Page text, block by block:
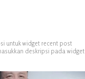
untuk widget recent post
deskripsi pada widget